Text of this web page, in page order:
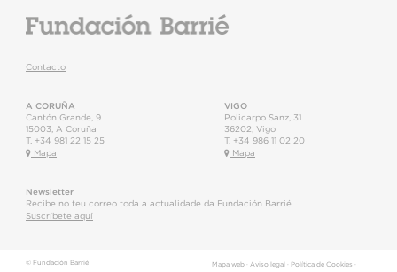
Contacto
A CORUÑA
Cantón Grande, 9
15003
A Coruña
T. +34 981 22 15 25
Mapa
VIGO
Policarpo Sanz, 31
36202 Vigo
T. +34 986 11 02 20
Mapa
Newsletter
Recibe no teu correo toda a actualidade da Fundación Barrié
Suscríbete aquí
© Fundación Barrié Mapa web· Aviso legal · Política de Cookies ·